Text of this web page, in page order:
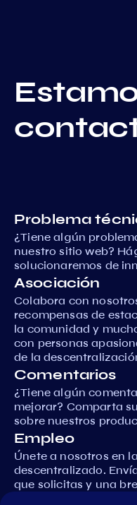
Problema
¿Tiene algún
nuestro sitio web?
solucionaremos de
Asociación
Colabora con
recompensas de
la comunidad y
con personas
de la
Comentarios
¿Tiene algún
mejorar? Comparta
sobre nuestros
Empleo
Únete a nosotros en
descentralizado.
que solicitas y una